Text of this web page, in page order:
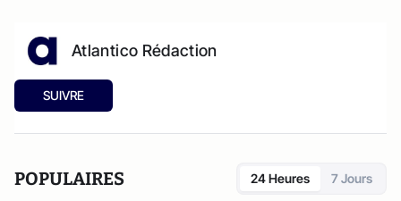
Atlantico Rédaction
SUIVRE
POPULAIRES 24 Heures 7 Jours